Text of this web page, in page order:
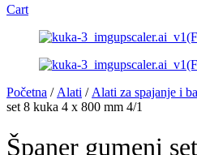
Cart
Početna / Alati / Alati za spajanje i
set 8 kuka 4 x 800 mm 4/1
Španer gumeni